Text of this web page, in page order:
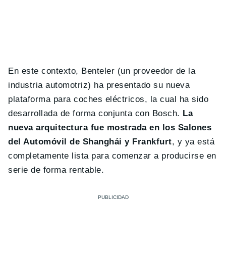
En este contexto, Benteler (un proveedor de la
industria automotriz) ha presentado su nueva
plataforma para coches eléctricos, la cual ha sido
desarrollada de forma conjunta con Bosch. La
nueva arquitectura fue mostrada en los Salones
del Automóvil de Shanghái y Frankfurt, y ya está
completamente lista para comenzar a producirse en
serie de forma rentable.